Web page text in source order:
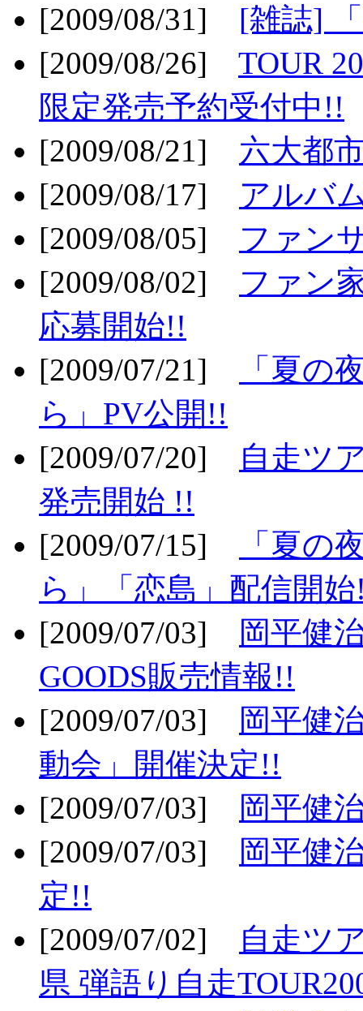
[2009/08/31] [雑誌]
[2009/08/26] TOUR
限定発売予約受付中!!
[2009/08/21] 六大都
[2009/08/17] アルバ
[2009/08/05] ファン
[2009/08/02] ファン
応募開始!!
[2009/07/21]
「夏の
ら」PV公開!!
[2009/07/20]
自走ツ
発売開始 !!
[2009/07/15]
「夏の
ら」「恋島」配信開
[2009/07/03]
岡平健
GOODS販売情報!!
[2009/07/03]
岡平健
動会」開催決定!!
[2009/07/03]
岡平健
[2009/07/03]
岡平健
定!!
[2009/07/02]
自走ツ
県 弾語り自走